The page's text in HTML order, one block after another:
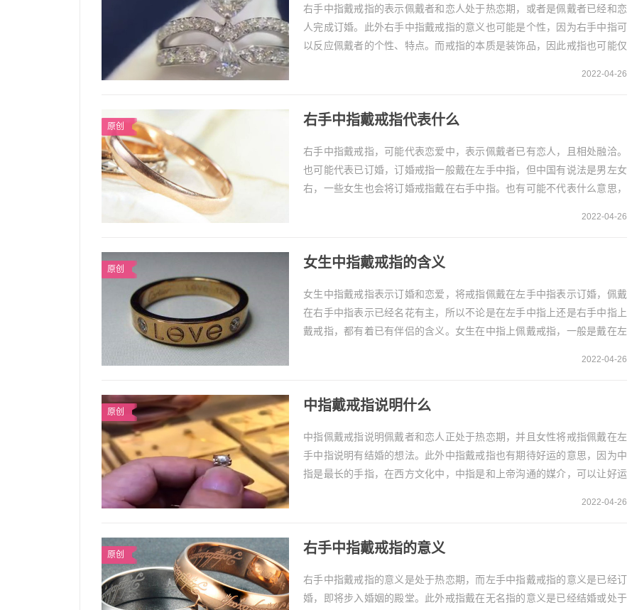
右手中指戴戒指的表示佩戴者和恋人处于热恋期，或者是佩戴者已经和恋
人完成订婚。此外右手中指戴戒指的意义也可能是个性，因为右手中指可
以反应佩戴者的个性、特点。而戒指的本质是装饰品，因此戒指也可能仅
2022-04-26
原创 右手中指戴戒指代表什么
右手中指戴戒指，可能代表恋爱中，表示佩戴者已有恋人，且相处融洽。
也可能代表已订婚，订婚戒指一般戴在左手中指，但中国有说法是男左女
右，一些女生也会将订婚戒指戴在右手中指。也有可能不代表什么意思，
2022-04-26
原创 女生中指戴戒指的含义
女生中指戴戒指表示订婚和恋爱，将戒指佩戴在左手中指表示订婚，佩戴
在右手中指表示已经名花有主，所以不论是在左手中指上还是右手中指上
戴戒指，都有着已有伴侣的含义。女生在中指上佩戴戒指，一般是戴在左
2022-04-26
原创 中指戴戒指说明什么
中指佩戴戒指说明佩戴者和恋人正处于热恋期，并且女性将戒指佩戴在左
手中指说明有结婚的想法。此外中指戴戒指也有期待好运的意思，因为中
指是最长的手指，在西方文化中，中指是和上帝沟通的媒介，可以让好运
2022-04-26
原创 右手中指戴戒指的意义
右手中指戴戒指的意义是处于热恋期，而左手中指戴戒指的意义是已经订
婚，即将步入婚姻的殿堂。此外戒指戴在无名指的意义是已经结婚或处于